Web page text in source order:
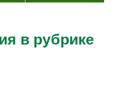
в рубрике